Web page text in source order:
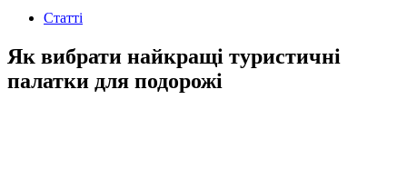
Статті
Як вибрати найкращі туристичні
палатки для подорожі